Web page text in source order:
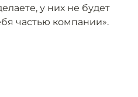
у них не будет
частью компании».